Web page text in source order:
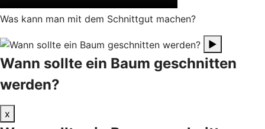
Was kann man mit dem Schnittgut machen?
▶
Wann sollte ein Baum geschnitten
werden?
x